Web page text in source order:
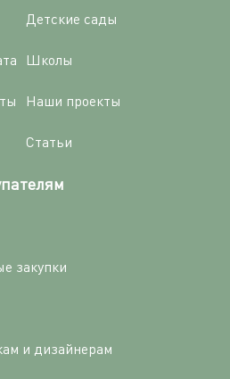
Детские сады
Школы
Наши проекты
Статьи
закупки
и дизайнерам